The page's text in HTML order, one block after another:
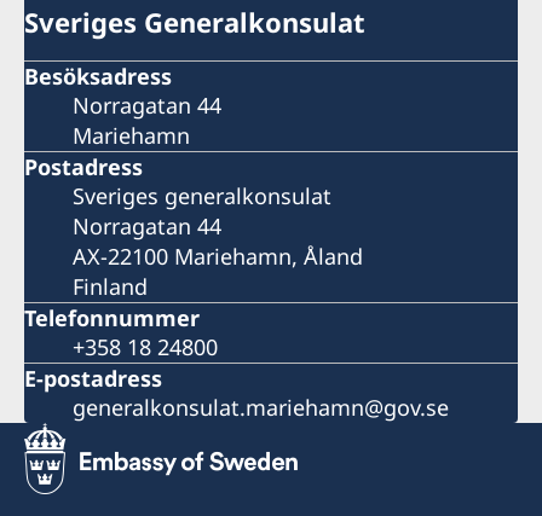
Sveriges Generalkonsulat
Besöksadress
Norragatan 44
Mariehamn
Postadress
Sveriges generalkonsulat
Norragatan 44
AX-22100 Mariehamn, Åland
Finland
Telefonnummer
+358 18 24800
E-postadress
generalkonsulat.mariehamn@gov.se